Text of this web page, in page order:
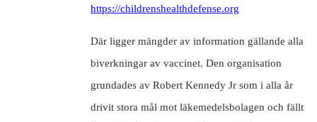
https://childrenshealthdefense.org
Där ligger mängder av information gällande alla
biverkningar av vaccinet. Den organisation
grundades av Robert Kennedy Jr som i alla år
drivit stora mål mot läkemedelsbolagen och fällt